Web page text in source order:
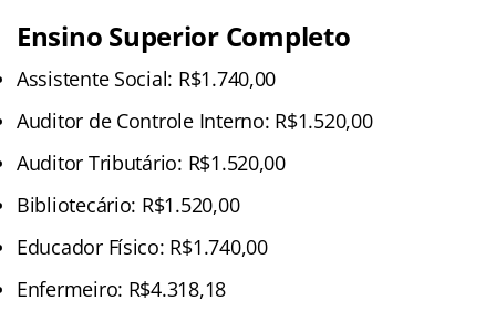
Ensino Superior Completo
Assistente Social: R$1.740,00
Auditor de Controle Interno: R$1.520,00
Auditor Tributário: R$1.520,00
Bibliotecário: R$1.520,00
Educador Físico: R$1.740,00
Enfermeiro: R$4.318,18